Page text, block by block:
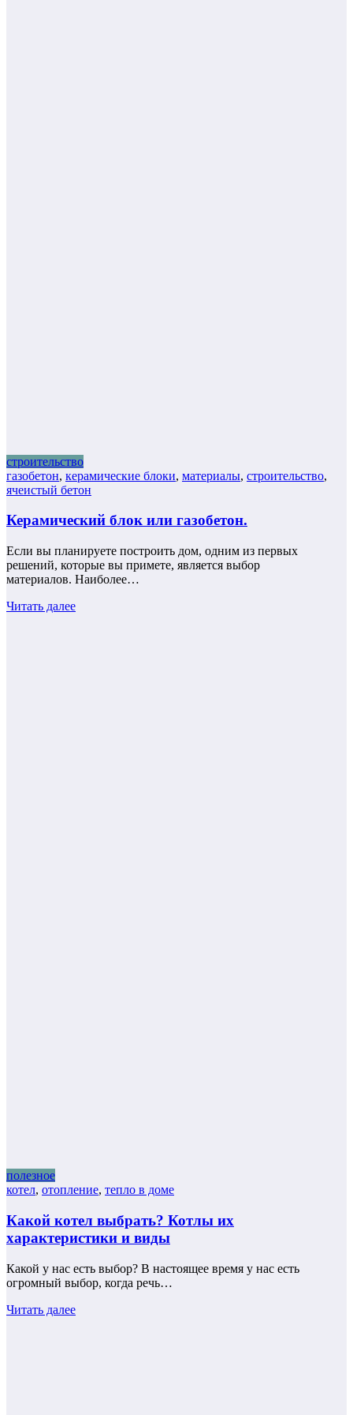
строительство
газобетон, керамические блоки, материалы, строительство,
ячеистый бетон
Керамический блок или газобетон.
Если вы планируете построить дом, одним из первых
решений, которые вы примете, является выбор
материалов. Наиболее…
Читать далее
полезное
котел, отопление, тепло в доме
Какой котел выбрать? Котлы их
характеристики и виды
Какой у нас есть выбор? В настоящее время у нас есть
огромный выбор, когда речь…
Читать далее